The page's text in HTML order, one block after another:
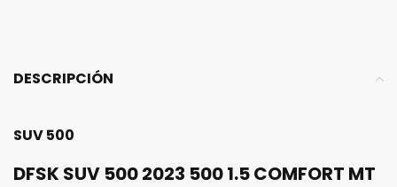
DESCRIPCIÓN
SUV 500
DFSK SUV 500 2023 500 1.5 COMFORT MT